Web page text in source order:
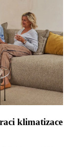
klimatizace